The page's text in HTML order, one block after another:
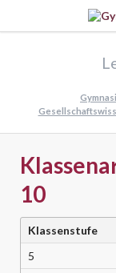
10
Klassenstufe
5